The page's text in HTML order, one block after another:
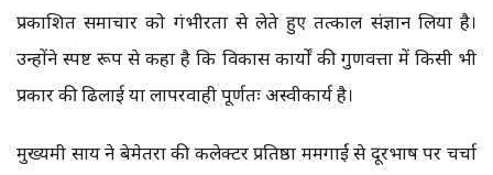
प्रकाशित समाचार को गंभीरता से लेते हुए तत्काल संज्ञान लिया है।
उन्होंने स्पष्ट रूप से कहा है कि विकास कार्यों की गुणवत्ता में किसी भी
प्रकार की ढिलाई या लापरवाही पूर्णतः अस्वीकार्य है।
मुख्यमंत्री साय ने बेमेतरा की कलेक्टर प्रतिष्ठा ममगाईं से दूरभाष पर चर्चा